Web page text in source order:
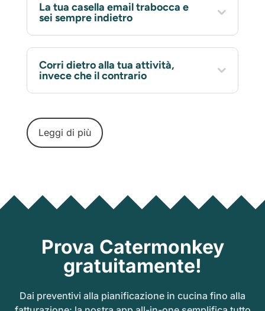
La tua casella email trabocca e
sei sempre indietro
Corri dietro alla tua attività,
invece che il contrario
Leggi di più
Prova Catermonkey
gratuitamente!
Dai preventivi alla pianificazione in cucina fino alla